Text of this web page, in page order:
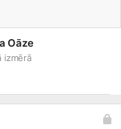
Oāze
izmērā